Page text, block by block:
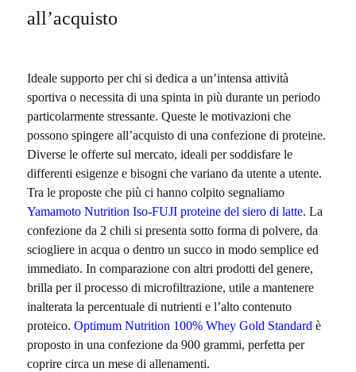
all’acquisto
Ideale supporto per chi si dedica a un’intensa attività
sportiva o necessita di una spinta in più durante un periodo
particolarmente stressante. Queste le motivazioni che
possono spingere all’acquisto di una confezione di proteine.
Diverse le offerte sul mercato, ideali per soddisfare le
differenti esigenze e bisogni che variano da utente a utente.
Tra le proposte che più ci hanno colpito segnaliamo
Yamamoto Nutrition Iso-FUJI proteine del siero di latte. La
confezione da 2 chili si presenta sotto forma di polvere, da
sciogliere in acqua o dentro un succo in modo semplice ed
immediato. In comparazione con altri prodotti del genere,
brilla per il processo di microfiltrazione, utile a mantenere
inalterata la percentuale di nutrienti e l’alto contenuto
proteico. Optimum Nutrition 100% Whey Gold Standard è
proposto in una confezione da 900 grammi, perfetta per
coprire circa un mese di allenamenti.